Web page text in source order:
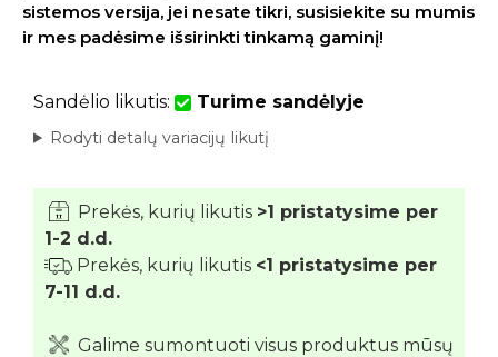
sistemos versija, jei nesate tikri, susisiekite su mumis
ir mes padėsime išsirinkti tinkamą gaminį!
Sandėlio likutis: Turime sandėlyje
Rodyti detalų variacijų likutį
Prekės, kurių likutis >1 pristatysime per
1-2 d.d.
Prekės, kurių likutis <1 pristatysime per
7-11 d.d.
Galime sumontuoti visus produktus mūsų